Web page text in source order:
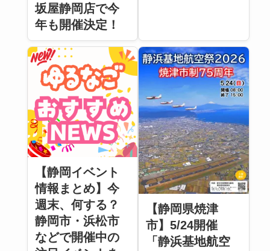
坂屋静岡店で今
年も開催決定！
【静岡イベント
情報まとめ】今
週末、何する？
静岡市・浜松市
などで開催中の
【静岡県焼津
市】5/24開催
「静浜基地航空